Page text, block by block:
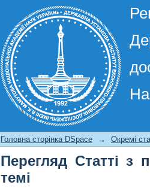
Перегляд Статті з
Головна сторінка DSpace → Окремі
Перегляд Статті з
темі